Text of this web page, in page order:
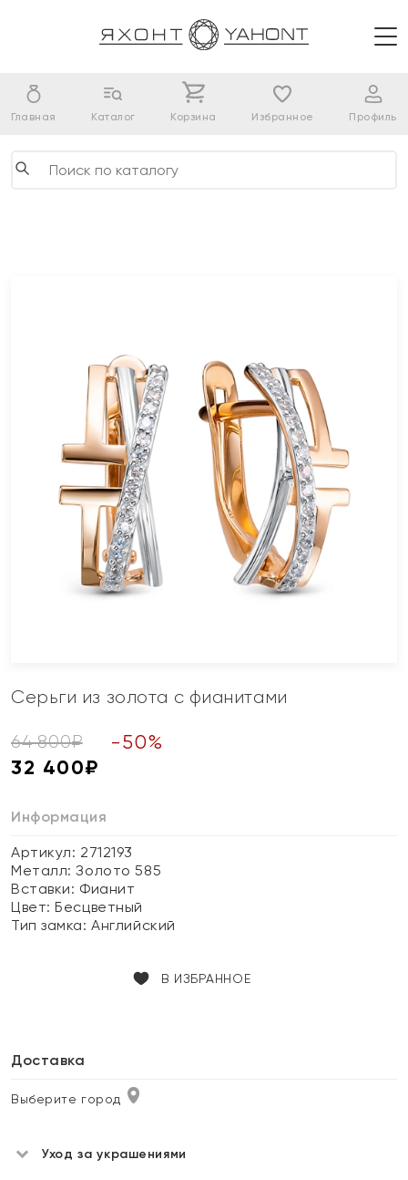
Главная Каталог Корзина Избранное Профиль
Серьги из золота с фианитами
64 800₽ -50%
32 400₽
Информация
Артикул: 2712193
Металл:Золото 585
Вставки: Фианит
Цвет:Бесцветный
Тип замка:Английский
В ИЗБРАННОЕ
Доставка
Выберите город
Уход за украшениями